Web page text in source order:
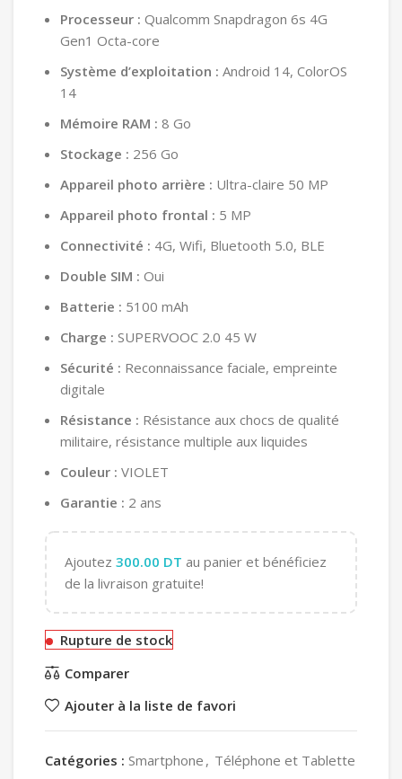
Processeur : Qualcomm Snapdragon 6s 4G
Gen1 Octa-core
Système d’exploitation : Android 14, ColorOS
14
Mémoire RAM : 8 Go
Stockage : 256 Go
Appareil photo arrière : Ultra-claire 50 MP
Appareil photo frontal : 5 MP
Connectivité : 4G, Wifi, Bluetooth 5.0, BLE
Double SIM : Oui
Batterie : 5100 mAh
Charge : SUPERVOOC 2.0 45 W
Sécurité : Reconnaissance faciale, empreinte
digitale
Résistance : Résistance aux chocs de qualité
militaire, résistance multiple aux liquides
Couleur : VIOLET
Garantie : 2 ans
Ajoutez 300.00 DT au panier et bénéficiez
de la livraison gratuite!
Rupture de stock
Comparer
Ajouter à la liste de favori
Catégories : Smartphone , Téléphone et Tablette